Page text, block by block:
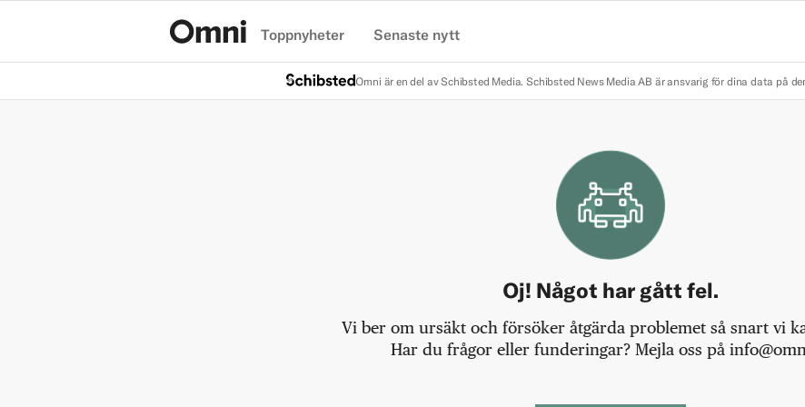
Toppnyheter Senaste nytt
Omni är en del av Schibsted Media. Schibsted News Media AB är ansvarig för dina data på
Oj! Något har gått fel.
Vi ber om ursäkt och försöker åtgärda problemet så snart vi
Har du frågor eller funderingar? Mejla oss på